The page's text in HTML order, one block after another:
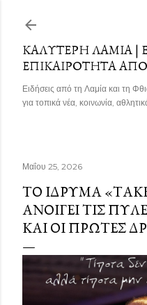
ΚΑΛΎΤΕΡΗ ΛΑΜΊΑ |
ΕΠΙΚΑΙΡΌΤΗΤΑ
Ειδήσεις από τη Λαμία και τη
για τοπικά νέα, κοινωνία,
Μαΐου 25, 2026
ΤΟ ΊΔΡΥΜΑ
ΑΝΟΊΓΕΙ ΤΙΣ
ΚΑΙ ΟΙ ΠΡΏΤΕΣ